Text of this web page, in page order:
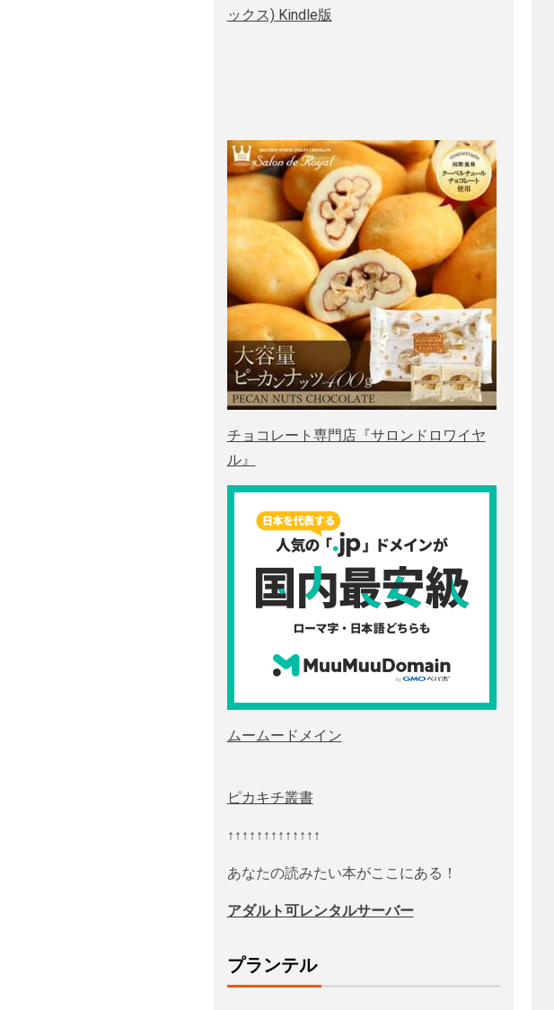
ックス) Kindle版
チョコレート専門店『サロンドロワイヤ
ル』
ムームードメイン
ピカキチ叢書
↑↑↑↑↑↑↑↑↑↑↑↑↑
あなたの読みたい本がここにある！
アダルト可レンタルサーバー
プランテル